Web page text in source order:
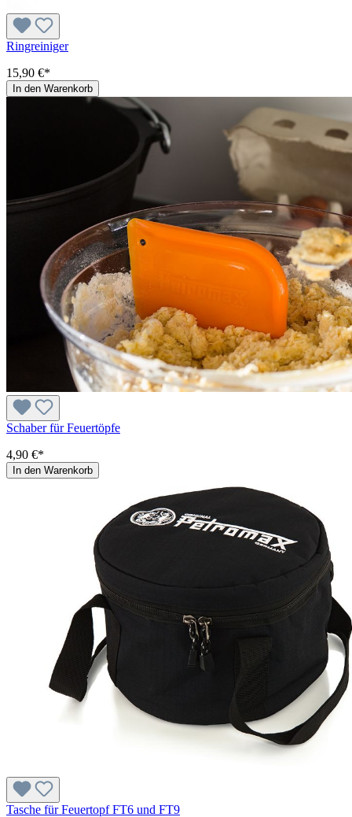
Ringreiniger
15,90 €*
In den Warenkorb
Schaber für Feuertöpfe
4,90 €*
In den Warenkorb
Tasche für Feuertopf FT6 und FT9